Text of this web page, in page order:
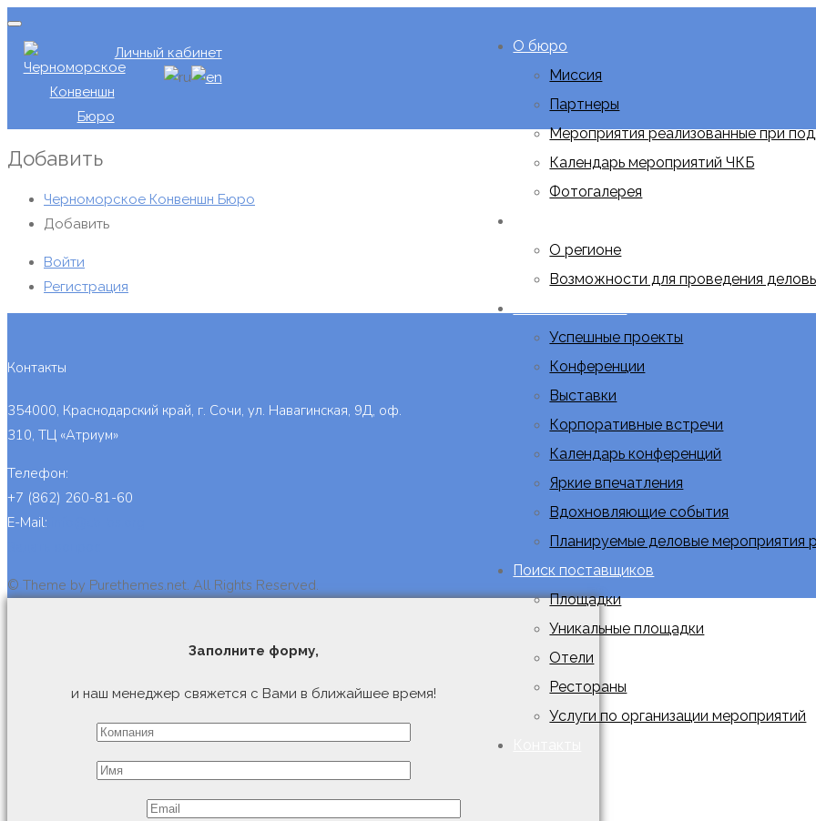
О бюро
Миссия
Партнеры
Мероприятия реализованные при
Календарь мероприятий ЧКБ
Фотогалерея
О регионе
Возможности для проведения
Успешные проекты
Конференции
Выставки
Корпоративные встречи
Календарь конференций
Яркие впечатления
Вдохновляющие события
Планируемые деловые мероприятия
Поиск поставщиков
Площадки
Уникальные площадки
Отели
Рестораны
Услуги по организации мероприятий
Личный кабинет
Добавить
Черноморское Конвеншн Бюро
Добавить
Войти
Регистрация
Контакты
354000, Краснодарский край, г. Сочи, ул. Навагинская, 9Д, оф.
310, ТЦ «Атриум»
Телефон:
+7 (862) 260-81-60
E-Mail:
© Theme by Purethemes.net. All Rights Reserved.
Заполните форму,
и наш менеджер свяжется с Вами в ближайшее время!